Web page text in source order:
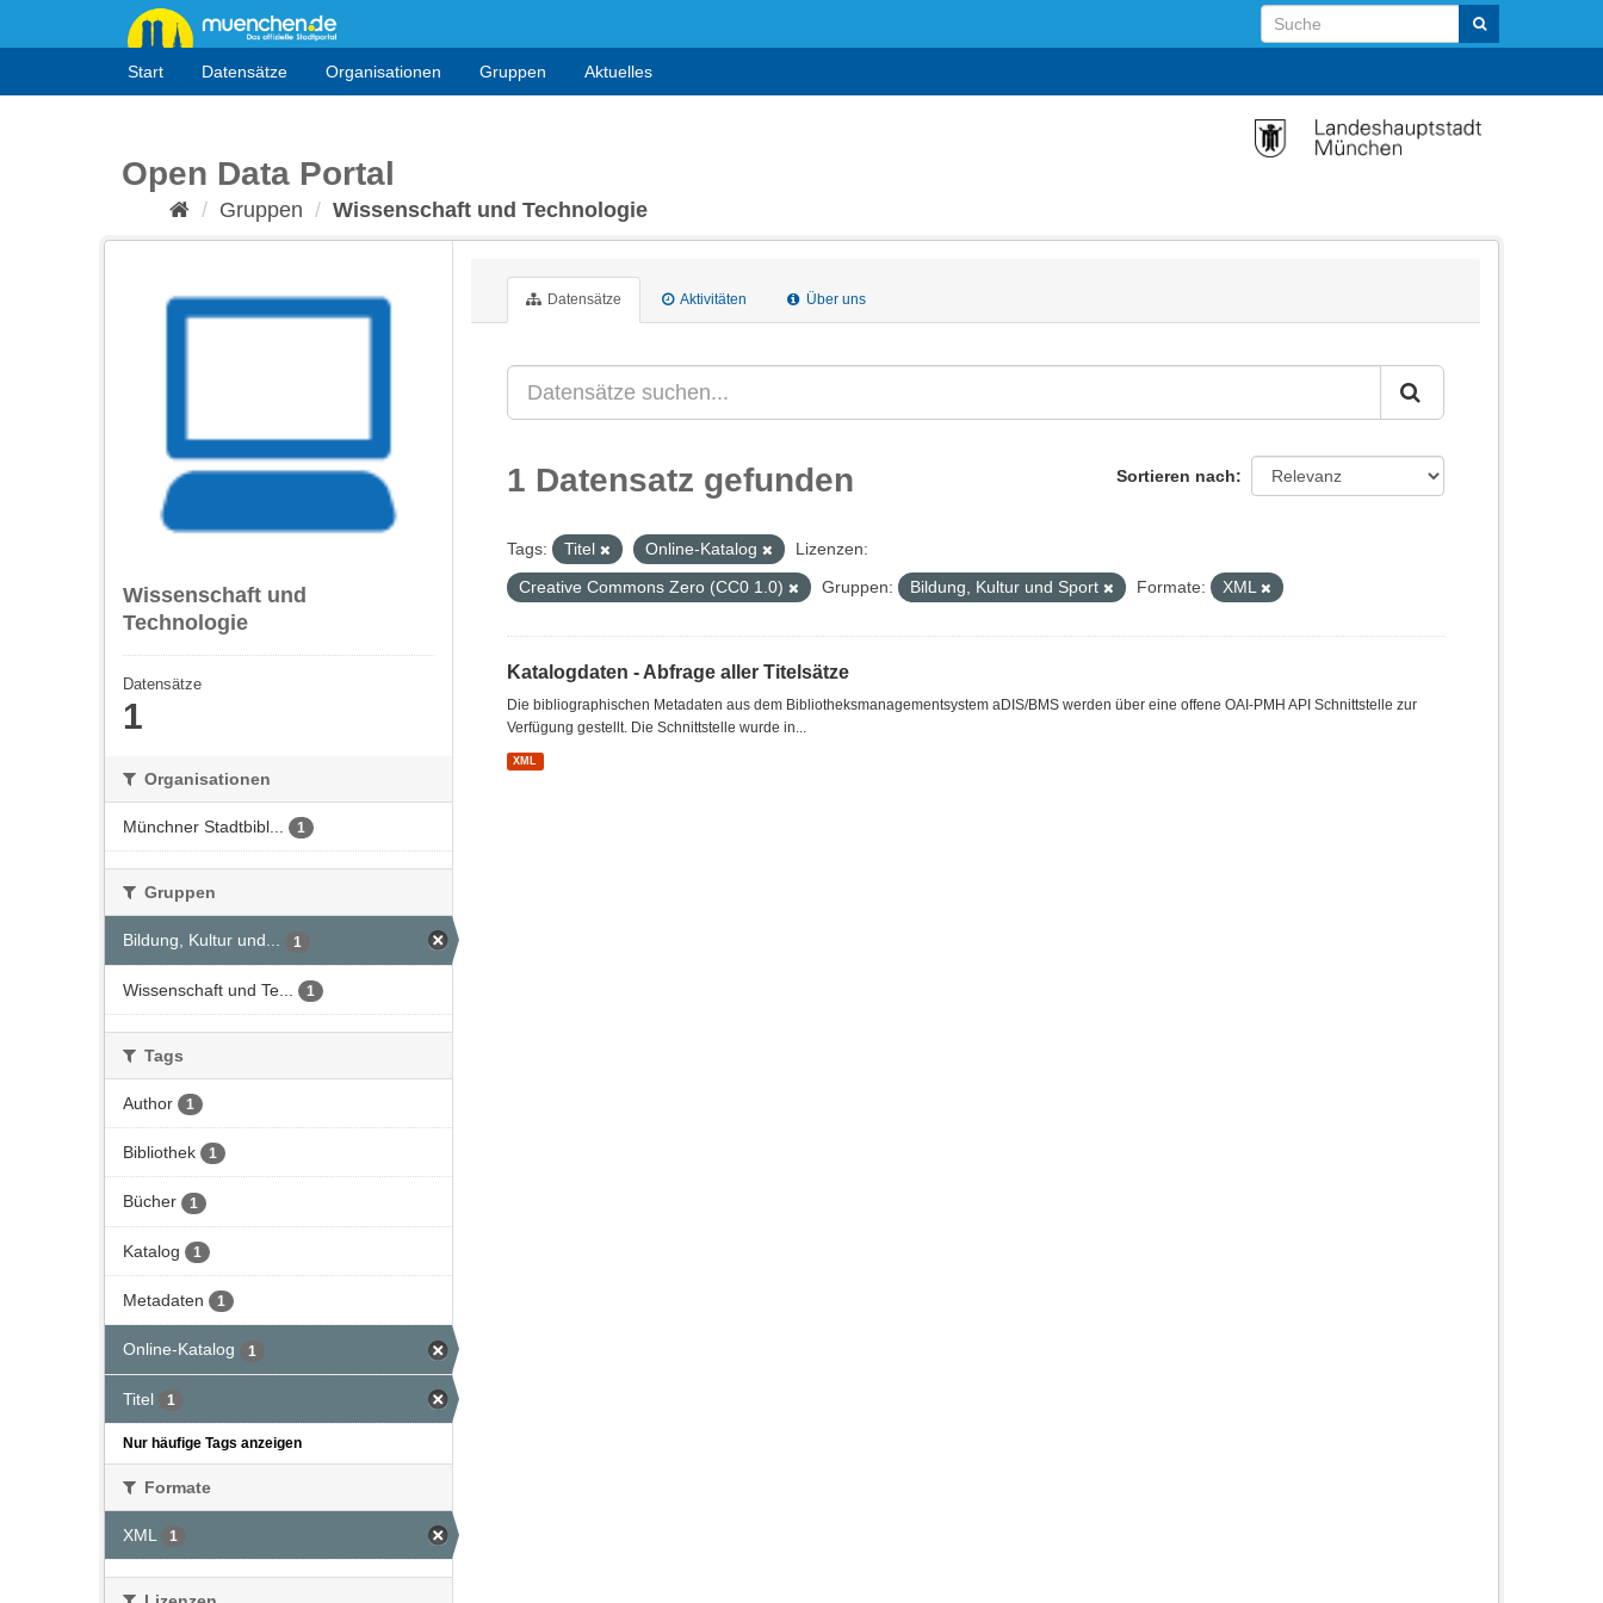
Start Datensätze Organisationen Gruppen Aktuelles
Open Data Portal
Gruppen Wissenschaft und Technologie
Wissenschaft und
Technologie
Datensätze
1
Organisationen
Münchner Stadtbibl... 1
Gruppen
Bildung, Kultur und... 1
Wissenschaft und Te... 1
Tags
Author 1
Bibliothek 1
Bücher 1
Katalog 1
Metadaten 1
Online-Katalog 1
Titel 1
Nur häufige Tags anzeigen
Formate
XML 1
Datensätze Aktivitäten Über uns
Sortieren nach
1 Datensatz gefunden
Tags: Titel Online-Katalog
Lizenzen:
Creative Commons Zero (CC0 1.0)
Gruppen: Bildung, Kultur und Sport Formate: XML
Katalogdaten - Abfrage aller Titelsätze
Die bibliographischen Metadaten aus dem Bibliotheksmanagementsystem aDIS/BMS werden über eine offene OAI-PMH API Schnittstelle zur
Verfügung gestellt. Die Schnittstelle wurde in...
XML